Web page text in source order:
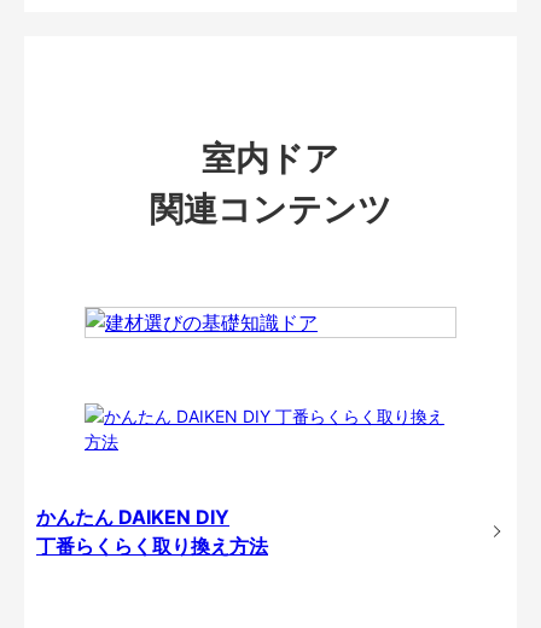
室内ドア
関連コンテンツ
かんたん DAIKEN DIY
丁番らくらく取り換え方法